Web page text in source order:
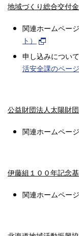
地域づくり総合交付金
関連ホームページ
ト）
申し込みについ
活安全課のページ
公益財団法人太陽財
関連ホームページ
伊藤組１００年記念
関連ホームページ